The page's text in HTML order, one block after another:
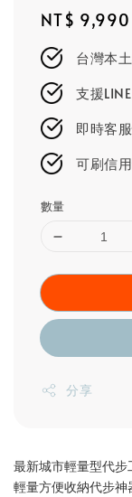
Regular
price
NT$ 9,990
台灣本
支援
即時客
可刷信
數量
分享
最新城市輕量型代步
輕量方便收納代步